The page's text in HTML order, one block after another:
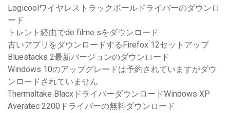
Logicoolワイヤレストラックボールドライバーのダウンロ
ード
トレント経由でde filme sをダウンロード
古いアプリをダウンロードするFirefox 12セットアップ
Bluestacks 2最新バージョンのダウンロード
Windows 10のアップグレードは予約されていますがダウ
ンロードされていません
Thermaltake BlacxドライバーダウンロードWindows XP
Averatec 2200ドライバーの無料ダウンロード